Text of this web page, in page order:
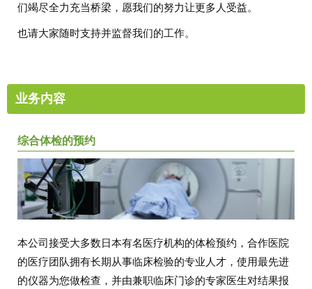
们竭尽全力充当桥梁，愿我们的努力让更多人受益。
也请大家随时支持并监督我们的工作。
业务内容
综合体检的预约
本公司接受大多数日本有名医疗机构的体检预约，合作医院
的医疗团队拥有长期从事临床检验的专业人才，使用最先进
的仪器为您做检查，并由兼职临床门诊的专家医生对结果报